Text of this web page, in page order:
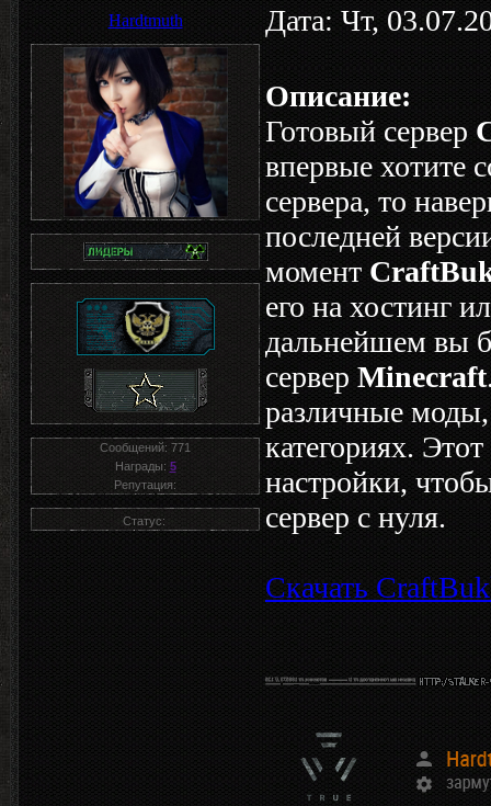
Hardtmuth
Дата: Чт,
Сообщений: 771
Награды: 5
Репутация:
Статус:
Описание:
Готовый сервер
впервые хотите
сервера, то
последней
момент
его на хостинг
дальнейшем вы
сервер Minecraft
различные
категориях.
настройки,
сервер с нуля.
Скачать